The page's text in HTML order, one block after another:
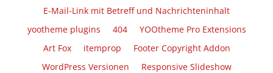
E-Mail-Link mit Betreff und Nachrichteninhalt
yootheme plugins
404
YOOtheme Pro Extensions
Art Fox
itemprop
Footer Copyright Addon
WordPress Versionen
Responsive Slideshow